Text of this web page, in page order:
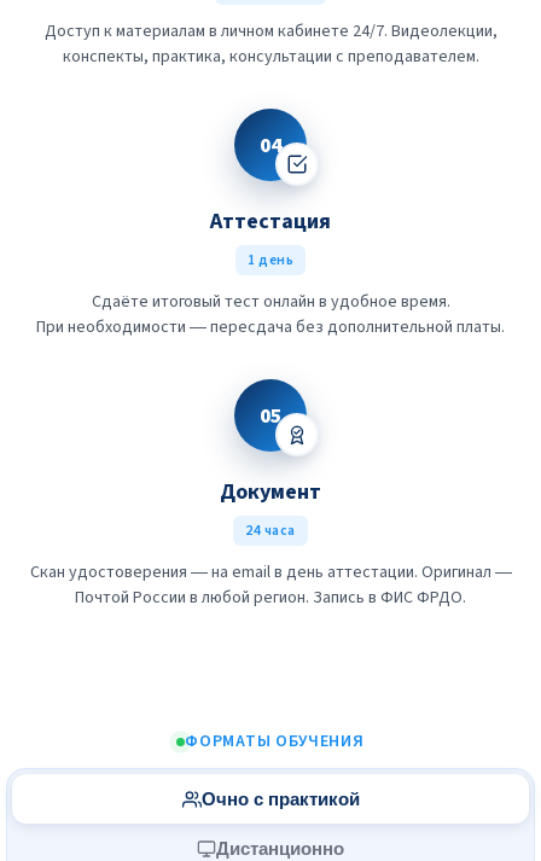
Доступ к материалам в личном кабинете 24/7. Видеолекции,
конспекты, практика, консультации с преподавателем.
04
Аттестация
1 день
Сдаёте итоговый тест онлайн в удобное время.
При необходимости — пересдача без дополнительной платы.
05
Документ
24 часа
Скан удостоверения — на email в день аттестации. Оригинал —
Почтой России в любой регион. Запись в ФИС ФРДО.
ФОРМАТЫ ОБУЧЕНИЯ
Очно с практикой
Дистанционно